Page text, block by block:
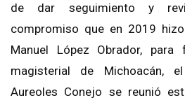
de dar seguimiento y
compromiso que en 2019
Manuel López Obrador, para
magisterial de Michoacán,
Aureoles Conejo se reunió